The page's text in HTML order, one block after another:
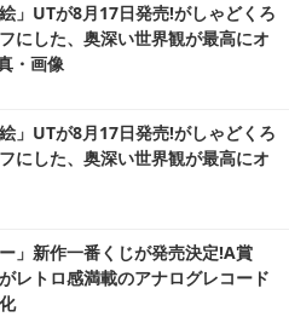
」UTが8月17日発売!がしゃどくろ
にした、奥深い世界観が最高にオ
・画像
」UTが8月17日発売!がしゃどくろ
にした、奥深い世界観が最高にオ
」新作一番くじが発売決定!A賞
レトロ感満載のアナログレコード